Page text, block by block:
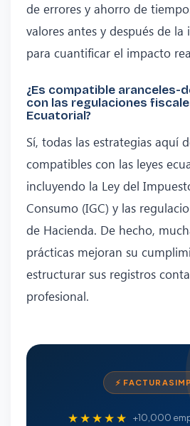
de errores y ahorro de
valores antes y después de
para cuantificar el impacto
¿Es compatible aranceles-
con las regulaciones
Ecuatorial?
Sí, todas las estrategias aquí
compatibles con las leyes
incluyendo la Ley del
Consumo (IGC) y las
de Hacienda. De hecho,
prácticas mejoran su
estructurar sus registros
profesional.
⚡
★★★★★ +10,000